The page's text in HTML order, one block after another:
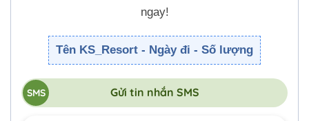
ngay!
Tên KS_Resort - Ngày đi - Số lượng
Gửi tin nhắn SMS